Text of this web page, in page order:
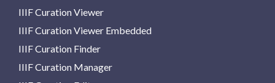
IIIF Curation Viewer
IIIF Curation Viewer Embedded
IIIF Curation Finder
IIIF Curation Manager